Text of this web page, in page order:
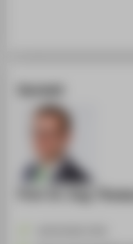
Kontakt
Prof. Dr.-Ing.